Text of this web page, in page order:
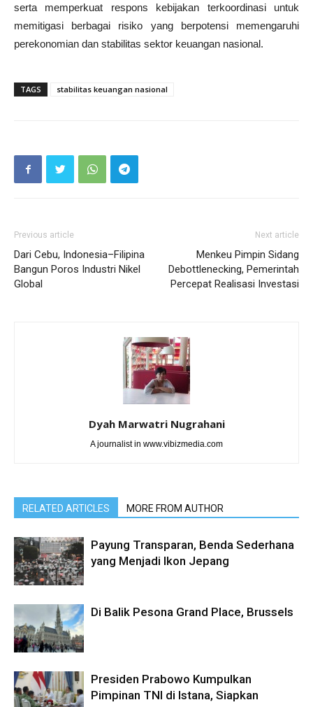
serta memperkuat respons kebijakan terkoordinasi untuk
memitigasi berbagai risiko yang berpotensi memengaruhi
perekonomian dan stabilitas sektor keuangan nasional.
TAGS stabilitas keuangan nasional
Previous article
Dari Cebu, Indonesia–Filipina
Bangun Poros Industri Nikel
Global
Next article
Menkeu Pimpin Sidang
Debottlenecking, Pemerintah
Percepat Realisasi Investasi
Dyah Marwatri Nugrahani
A journalist in www.vibizmedia.com
RELATED ARTICLES MORE FROM AUTHOR
Payung Transparan, Benda Sederhana
yang Menjadi Ikon Jepang
Di Balik Pesona Grand Place, Brussels
Presiden Prabowo Kumpulkan
Pimpinan TNI di Istana, Siapkan